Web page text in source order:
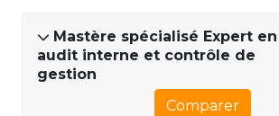
Mastère spécialisé Expert en
audit interne et contrôle de
gestion
Comparer